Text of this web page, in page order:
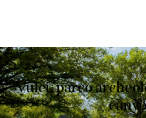
Vulci, parco